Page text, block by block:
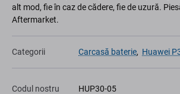
alt mod, fie în caz de cădere, fie de uzură.
Aftermarket.
Categorii Carcasă baterie, Huawei
Codul nostru HUP30-05